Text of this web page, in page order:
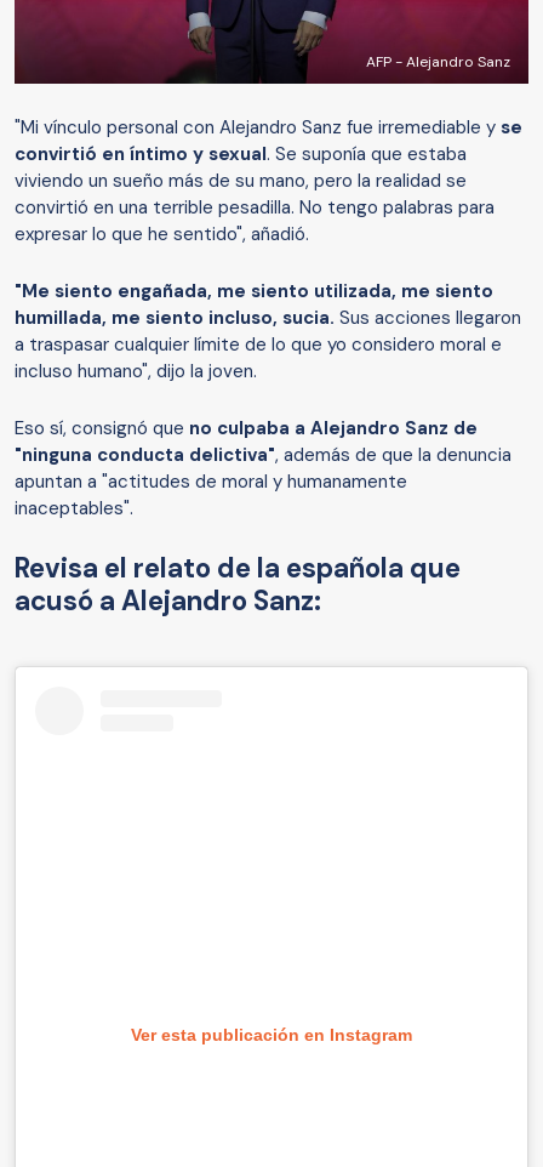
AFP - Alejandro Sanz
"Mi vínculo personal con Alejandro Sanz fue irremediable y se
convirtió en íntimo y sexual. Se suponía que estaba
viviendo un sueño más de su mano, pero la realidad se
convirtió en una terrible pesadilla. No tengo palabras para
expresar lo que he sentido", añadió.
"Me siento engañada, me siento utilizada, me siento
humillada, me siento incluso, sucia. Sus acciones llegaron
a traspasar cualquier límite de lo que yo considero moral e
incluso humano", dijo la joven.
Eso sí, consignó que no culpaba a Alejandro Sanz de
"ninguna conducta delictiva", además de que la denuncia
apuntan a "actitudes de moral y humanamente
inaceptables".
Revisa el relato de la española que
acusó a Alejandro Sanz:
Ver esta publicación en Instagram